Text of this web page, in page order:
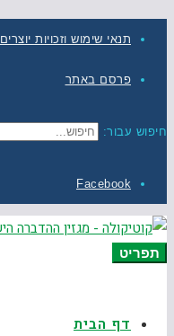
תנאי שימוש וזכויות יוצרים
פרסם באתר
חיפוש עבור:
Facebook
תפריט
דף הבית